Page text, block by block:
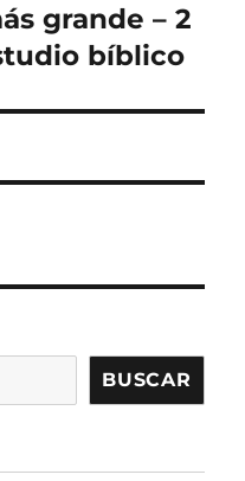
grande – 2
bíblico
BUSCAR